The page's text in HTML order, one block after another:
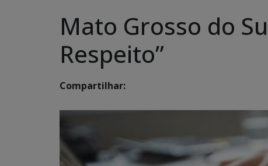
Mato Grosso do
Respeito”
Compartilhar: